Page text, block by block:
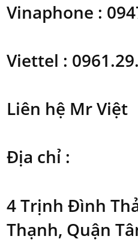
Vinaphone :
Viettel :
Liên hệ Mr Việt
Địa chỉ :
4 Trịnh Đình
Thạnh, Quận